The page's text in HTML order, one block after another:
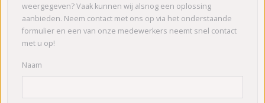
weergegeven? Vaak kunnen wij alsnog een oplossing
aanbieden. Neem contact met ons op via het onderstaande
formulier en een van onze medewerkers neemt snel contact
met u op!
Naam